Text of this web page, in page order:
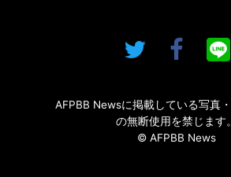
AFPBB Newsに掲載している写真
の無断使用を禁じます。
© AFPBB News